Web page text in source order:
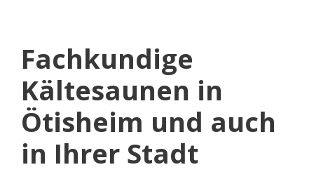
Fachkundige
Kältesaunen in
Ötisheim und auch
in Ihrer Stadt